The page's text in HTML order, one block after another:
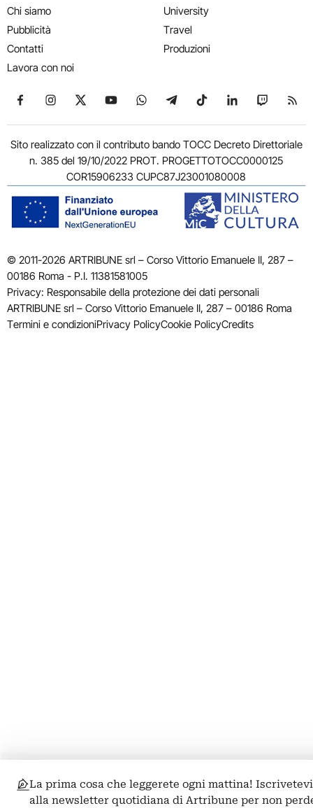
Chi siamo
Pubblicità
Contatti
Lavora con noi
University
Travel
Produzioni
Seguici su Facebook
Seguici su Instagram
Seguici su X
Seguici su YouTube
Seguici su WhatsApp
Seguici su Telegram
Seguici su TikTok
Seguici su
Seguici
Sito realizzato con il contributo bando TOCC Decreto Direttoriale
n. 385 del 19/10/2022 PROT. PROGETTOTOCC0000125
COR15906233 CUPC87J23001080008
© 2011-2026 ARTRIBUNE srl – Corso Vittorio Emanuele II, 287 –
00186 Roma - P.I. 11381581005
Privacy: Responsabile della protezione dei dati personali
ARTRIBUNE srl – Corso Vittorio Emanuele II, 287 – 00186 Roma
Termini e condizioniPrivacy PolicyCookie PolicyCredits
La prima cosa che leggerete ogni mattina! Iscrivetevi
alla newsletter quotidiana di Artribune per non